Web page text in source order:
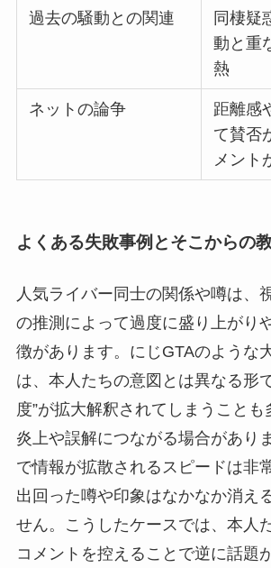
過去の騒動との関連
同棲疑
動と重
熱
ネットの論争
距離感
て賛否
メント
よくある失敗事例とそこからの教
人気ライバー同士の関係や噂は、
の推測によって過度に盛り上がり
徴があります。にじGTAのような
は、本人たちの意図とは異なる形
度”が拡大解釈されてしまうこと
炎上や誤解につながる場合があり
で情報が拡散されるスピードは非
出回った噂や印象はなかなか消え
せん。こうしたケースでは、本人
コメントを控えることで逆に話題